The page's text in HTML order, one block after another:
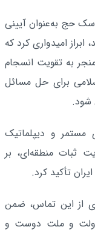
حج به‌عنوان آیینی
امیدواری کرد که
به تقویت انسجام
برای حل مسائل
شود.
مستمر و دیپلماتیک
ثبات منطقه‌ای، بر
تأکید کرد.
از این تماس، ضمن
دولت و ملت دوست و